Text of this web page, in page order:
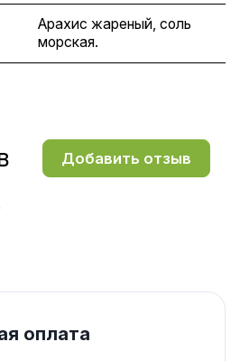
Арахис жареный, соль
морская.
Добавить отзыв
оплата